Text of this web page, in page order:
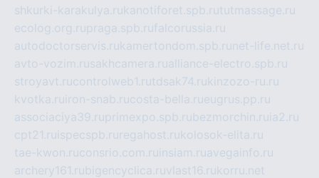
shkurki-karakulya.rukanotiforet.spb.rututmassage.ru
ecolog.org.rupraga.spb.rufalcorussia.ru
autodoctorservis.rukamertondom.spb.ru net-life.net.ru
avto-vozim.rusakhcamera.rualliance-electro.spb.ru
stroyavt.rucontrolweb1.rutdsak74.rukinzozo-ru.ru
kvotka.ru iron-snab.rucosta-bella.rueugrus.pp.ru
associaciya39.ruprimexpo.spb.rubezmorchin.ru ia2.ru
cpt21.ru ispecspb.ru regahost.rukolosok-elita.ru
tae-kwon.ruconsrio.com.ru insiam.ruavegainfo.ru
archery161.rubigencyclica.ruvlast16.rukorru.net